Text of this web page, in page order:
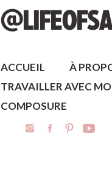
COMPOSURE
À
TRAVAILLER AVEC
ACCUEIL